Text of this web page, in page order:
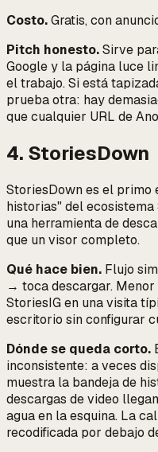
Costo.Gratis, con
Pitch honesto.Sirve
Google y la página luce
el trabajo. Si está
prueba otra: hay
que cualquier URL de
4. StoriesDown
StoriesDown es el primo
historias" del ecosistema
una herramienta de
que un visor completo.
Qué hace bien. Flujo
→ toca descargar. Menor
StoriesIG en una visita
escritorio sin configurar
Dónde se queda corto.
inconsistente: a veces
muestra la bandeja de
descargas de video
agua en la esquina. La
recodificada por debajo